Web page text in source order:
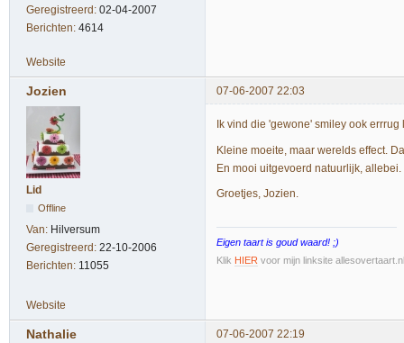
Geregistreerd: 02-04-2007
Berichten: 4614
Website
Jozien 07-06-2007 22:03
Lid
Offline
Van: Hilversum
Geregistreerd: 22-10-2006
Berichten: 11055
Ik vind die 'gewone' smiley ook errrug
Kleine moeite, maar werelds effect.
En mooi uitgevoerd natuurlijk, allebei.
Groetjes, Jozien.
Eigen taart is goud waard! ;)
Klik HIER voor mijn linksite
Website
Nathalie 07-06-2007 22:19